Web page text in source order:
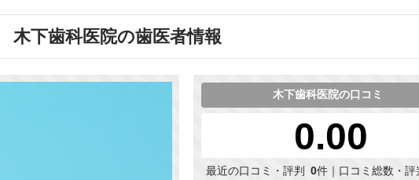
木下歯科医院の歯医者情報
木下歯科医院の口コミ
0.00
最近の口コミ・評判 0件｜口コミ総数・評